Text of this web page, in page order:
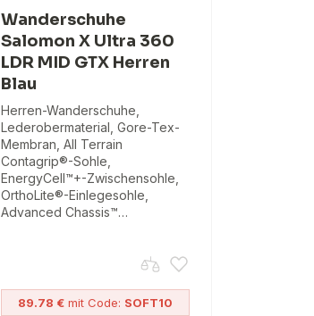
Wanderschuhe
Salomon X Ultra 360
LDR MID GTX Herren
Blau
Herren-Wanderschuhe,
Lederobermaterial, Gore-Tex-
Membran, All Terrain
Contagrip®-Sohle,
EnergyCell™+-Zwischensohle,
OrthoLite®-Einlegesohle,
Advanced Chassis™…
89.78 €mit Code: SOFT10